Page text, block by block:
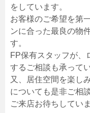
をしています。
お客様のご希望を第
ンに合った最良の物
す。
FP保有スタッフが、
するご相談も承って
又、居住空間を楽し
についても是非ご相
ご来店お待ちしていま